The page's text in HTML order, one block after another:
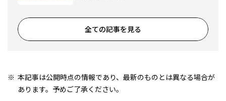
全ての記事を見る
本記事は公開時点の情報であり、最新のものとは異なる場合が
あります。予めご了承ください。